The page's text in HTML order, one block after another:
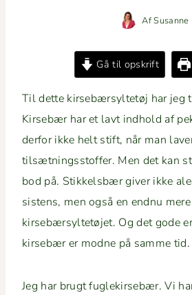
AfSusanne
Gå til opskrift
Til dette kirse­bær­syl­tetøj har jeg
Kirse­bær har et lavt ind­hold af
der­for ikke helt stift, når man
tilsæt­ningsstof­fer. Men det kan
bod på. Stikkels­bær giv­er ikke
sis­tens, men også en end­nu
kirse­bær­syl­tetø­jet. Og det gode
kirse­bær er modne på samme tid.
Jeg har brugt fuglekirse­bær. Vi